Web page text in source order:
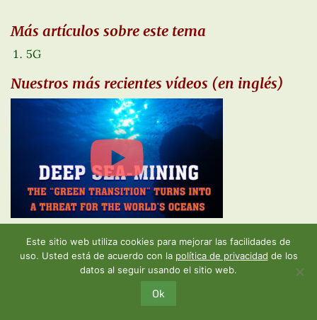
Más artículos sobre este tema
5G
Nuestros más recientes vídeos (en inglés)
All videos
Artículos recientes
El efecto de contagio: fomentar la riqueza de la vida
Este sitio web utiliza cookies para mejorar las facilidades de
uso. Usted está de acuerdo con la política de privacidad de los
datos al seguir usando el sitio web.
Ok